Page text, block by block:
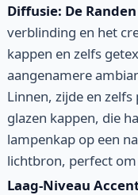
Diffusie: De
verblinding en het
kappen en zelfs
aangenamere
Linnen, zijde en
glazen kappen, die
lampenkap op een
lichtbron, perfect
Laag-Niveau